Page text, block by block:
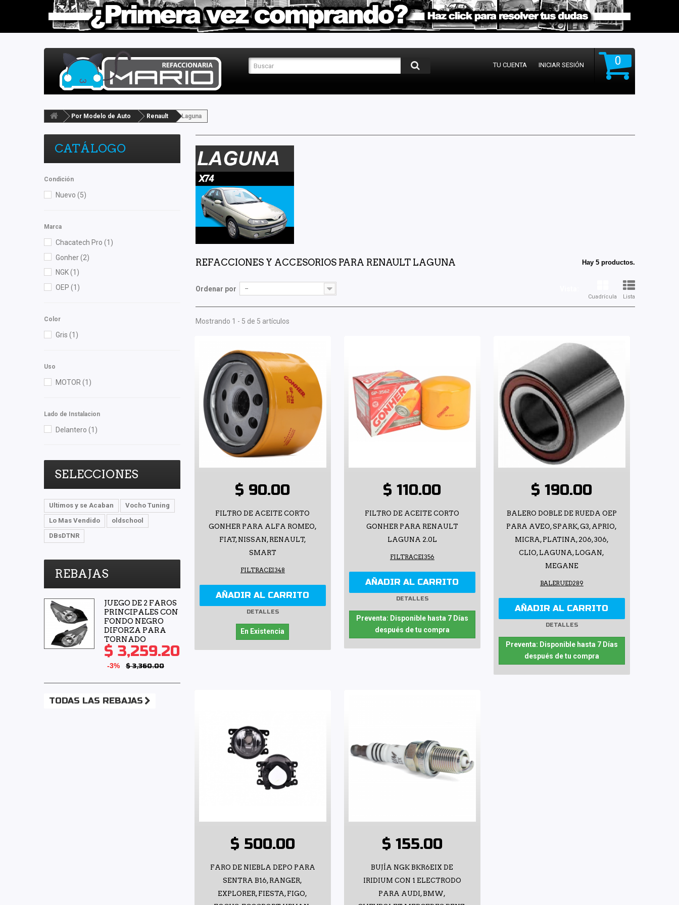
0
TU CUENTA INICIAR SESIÓN
Por Modelo de Auto Renault Laguna
CATÁLOGO
Condición
Nuevo (5)
Marca
Chacatech Pro (1)
Gonher(2)
NGK(1)
OEP (1)
Color
Gris (1)
Uso
MOTOR (1)
Lado de Instalacion
Delantero (1)
SELECCIONES
Ultimos y se Acaban
Vocho Tuning
Lo Mas Vendido
oldschool
DBsDTNR
REBAJAS
JUEGO DE 2 FAROS
PRINCIPALES CON
FONDO NEGRO
DIFORZA PARA
TORNADO
$ 3,259.20
-3% $ 3,360.00
TODAS LAS REBAJAS
REFACCIONES Y ACCESORIOS PARA RENAULT LAGUNA Hay 5 productos.
Cuadrícula Lista
Ordenar por --
Mostrando 1 - 5 de 5 artículos
$ 90.00
FILTRO DE ACEITE CORTO
GONHER PARA ALFA ROMEO,
FIAT, NISSAN, RENAULT,
SMART
FILTRACEI348
AÑADIR AL CARRITO
DETALLES
En Existencia
$ 110.00
FILTRO DE ACEITE CORTO
GONHER PARA RENAULT
LAGUNA 2.0L
FILTRACEI356
AÑADIR AL CARRITO
DETALLES
Preventa: Disponible hasta 7 Días
después de tu compra
$ 190.00
BALERO DOBLE DE RUEDA OEP
PARA AVEO, SPARK, G3, APRIO,
MICRA, PLATINA, 206, 306,
CLIO, LAGUNA, LOGAN,
MEGANE
BALERUED289
AÑADIR AL CARRITO
DETALLES
Preventa: Disponible hasta 7 Días
después de tu compra
$ 500.00
FARO DE NIEBLA DEPO PARA
SENTRA B16, RANGER,
EXPLORER, FIESTA, FIGO,
$ 155.00
BUJÍA NGK BKR6EIX DE
IRIDIUM CON 1 ELECTRODO
PARA AUDI, BMW,